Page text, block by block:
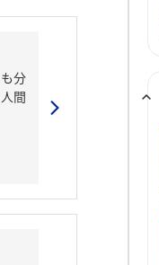
分
間